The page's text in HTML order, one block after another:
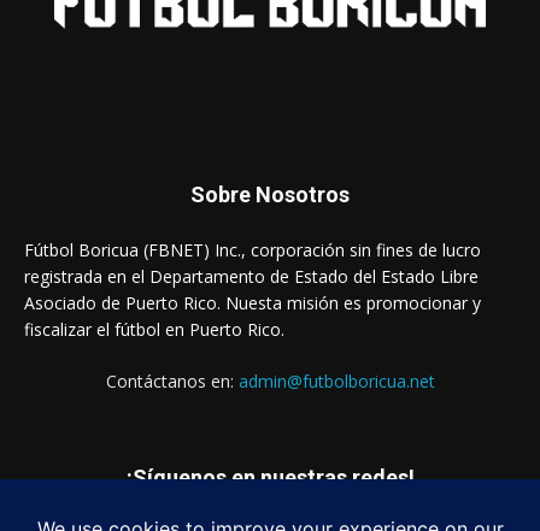
Sobre Nosotros
Fútbol Boricua (FBNET) Inc., corporación sin fines de lucro
registrada en el Departamento de Estado del Estado Libre
Asociado de Puerto Rico. Nuesta misión es promocionar y
fiscalizar el fútbol en Puerto Rico.
Contáctanos en: admin@futbolboricua.net
¡Síguenos en nuestras redes!